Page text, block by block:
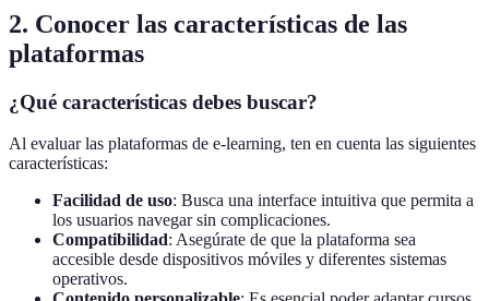
2. Conocer las características de las
plataformas
¿Qué características debes buscar?
Al evaluar las plataformas de e-learning, ten en cuenta las siguientes
características:
Facilidad de uso: Busca una interface intuitiva que permita a
los usuarios navegar sin complicaciones.
Compatibilidad: Asegúrate de que la plataforma sea
accesible desde dispositivos móviles y diferentes sistemas
operativos.